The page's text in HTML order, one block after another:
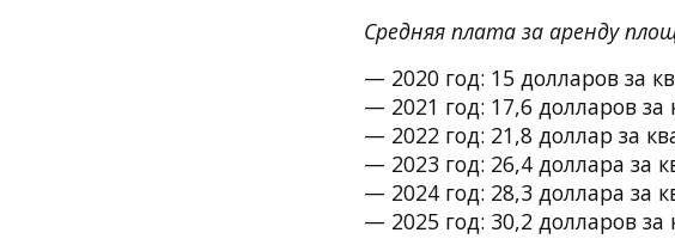
Средняя плата за аренду
— 2020 год: 15 долларов за
— 2021 год: 17,6 долларов
— 2022 год: 21,8 доллар за
— 2023 год: 26,4 доллара за
— 2024 год: 28,3 доллара за
— 2025 год: 30,2 долларов